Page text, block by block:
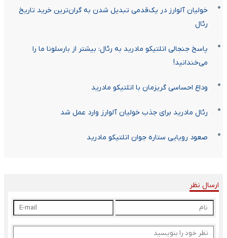
خولیان آلوارز در یک‌قدمی تبدیل شدن به گران‌ترین خرید تاریخ
رئال
پاسخ جنجالی اتلتیکو مادرید به رئال: بیشتر از بارسلونا ما را
می‌خندانید!
وداع احساسی گریزمان با اتلتیکو مادرید
رئال مادرید برای جذب خولیان آلوارز وارد عمل شد
صعود رویایی ستاره جوان اتلتیکو مادرید
ارسال نظر